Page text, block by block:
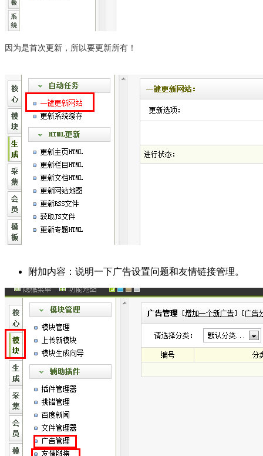
因为是首次更新，所以要更新所有！
附加内容：说明一下广告设置问题和友情链接管理。